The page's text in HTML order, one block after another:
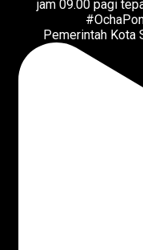
Pemerintah Kota